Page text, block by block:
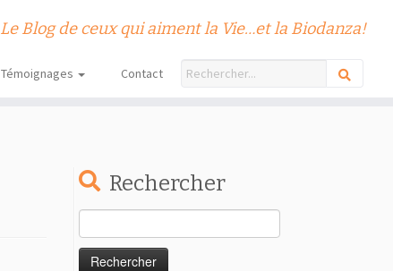
Le Blog de ceux qui aiment la Vie…et la Biodanza!
Témoignages Contact
Rechercher